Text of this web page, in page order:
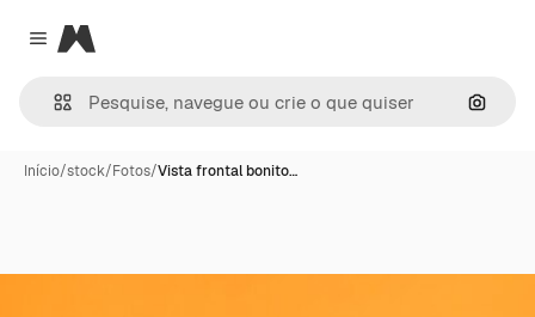
Close menu
Magnific
Início/stock/Fotos/Vista frontal bonito…